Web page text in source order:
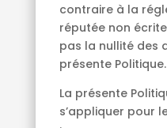
contraire à la
réputée non
pas la nullité des
présente Politique.
La présente
s’appliquer pour